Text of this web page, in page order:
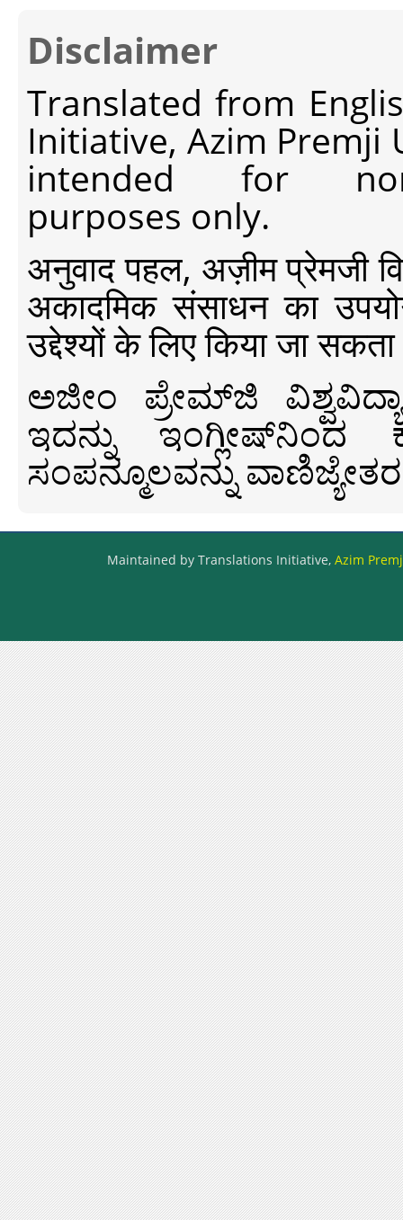
Disclaimer
Translated from
Initiative, Azim Premji
intended for non-
purposes only.
अनुवाद पहल, अज़ीम प्रेमजी
अकादमिक संसाधन का
उद्देश्यों के लिए किया जा
ಅಜೀಂ ಪ್ರೇಮ್‍ಜಿ
ಇದನ್ನು ಇಂಗ್ಲೀಷ್‍ನಿಂದ
ಸಂಪನ್ಮೂಲವನ್ನು
Maintained by Translations Initiative, Azim